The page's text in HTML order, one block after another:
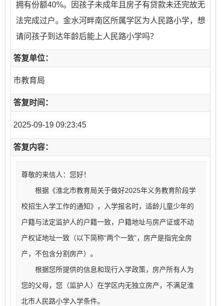
拥有份额40%。因孩子未成年且房子有贷款未还完故无
法完成过户。金水河畔南区所属学区为人民路小学，想
请问孩子到达年龄后能上人民路小学吗？
答复单位：
市教育局
答复时间：
2025-09-19 09:23:45
答复内容：
尊敬的来信人：您好！
根据《淮北市教育局关于做好2025年义务教育阶段学
校招生入学工作的通知》，入学报名 时，适龄儿童少年的
户籍与法定监护人的户籍一致，户籍地址与房产证或不动
产权证地址一致（以下简称“两个一致”，房产是指完全房
产，不包含分割房产）。
根据您所提供的信息和现行入学政策，房产所有人为
您的父母，您（监护人）在学区内无独立房产，不满足淮
北市人民路小学入学条件。